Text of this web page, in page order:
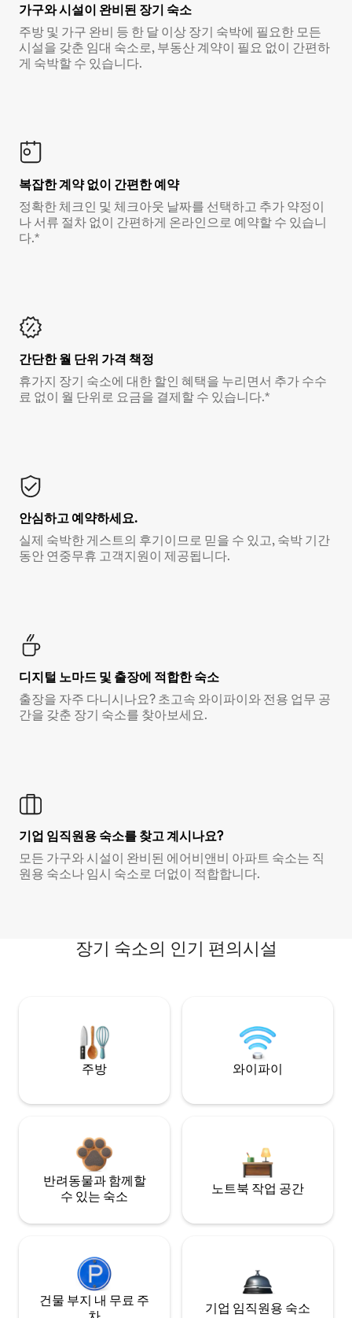
가구와 시설이 완비된 장기 숙소
주방 및 가구 완비 등 한 달 이상 장기 숙박에 필요한 모든
시설을 갖춘 임대 숙소로, 부동산 계약이 필요 없이 간편하
게 숙박할 수 있습니다.
복잡한 계약 없이 간편한 예약
정확한 체크인 및 체크아웃 날짜를 선택하고 추가 약정이
나 서류 절차 없이 간편하게 온라인으로 예약할 수 있습니
다.*
간단한 월 단위 가격 책정
휴가지 장기 숙소에 대한 할인 혜택을 누리면서 추가 수수
료 없이 월 단위로 요금을 결제할 수 있습니다.*
안심하고 예약하세요.
실제 숙박한 게스트의 후기이므로 믿을 수 있고, 숙박 기간
동안 연중무휴 고객지원이 제공됩니다.
디지털 노마드 및 출장에 적합한 숙소
출장을 자주 다니시나요? 초고속 와이파이와 전용 업무 공
간을 갖춘 장기 숙소를 찾아보세요.
기업 임직원용 숙소를 찾고 계시나요?
모든 가구와 시설이 완비된 에어비앤비 아파트 숙소는 직
원용 숙소나 임시 숙소로 더없이 적합합니다.
장기 숙소의 인기 편의시설
주방 와이파이
반려동물과 함께할
수 있는 숙소
노트북 작업 공간
건물 부지 내 무료 주
기업 임직원용 숙소